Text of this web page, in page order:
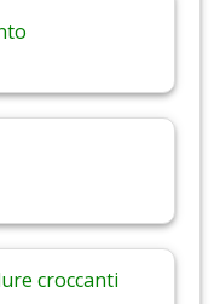
croccanti